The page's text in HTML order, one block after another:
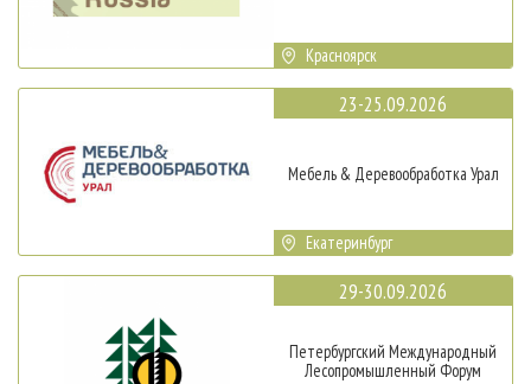
Красноярск
23-25.09.2026
Мебель & Деревообработка Урал
Екатеринбург
29-30.09.2026
Петербургский Международный
Лесопромышленный Форум